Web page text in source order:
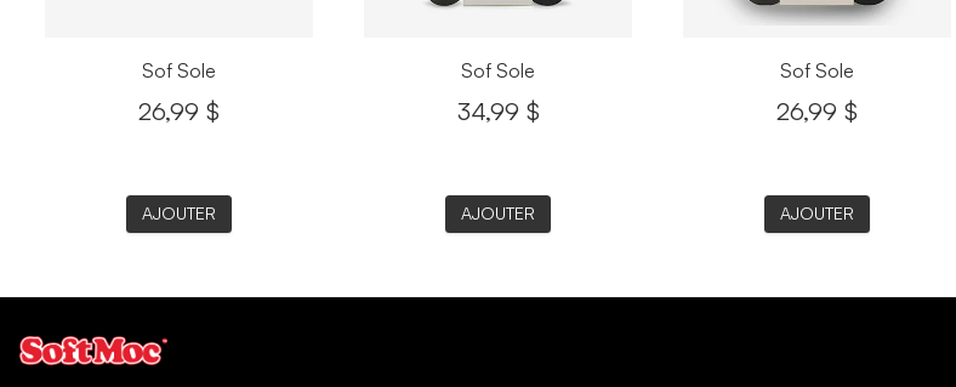
Sof Sole
26,99 $
AJOUTER
Sof Sole
34,99 $
AJOUTER
Sof Sole
26,99 $
AJOUTER